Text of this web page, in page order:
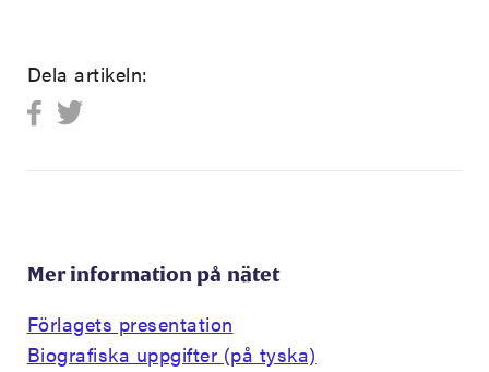
Dela artikeln:
Mer information på nätet
Förlagets presentation
Biografiska uppgifter (på tyska)